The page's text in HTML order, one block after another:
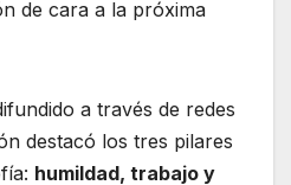
de cara a la próxima
a través de redes
destacó los tres pilares
humildad, trabajo y